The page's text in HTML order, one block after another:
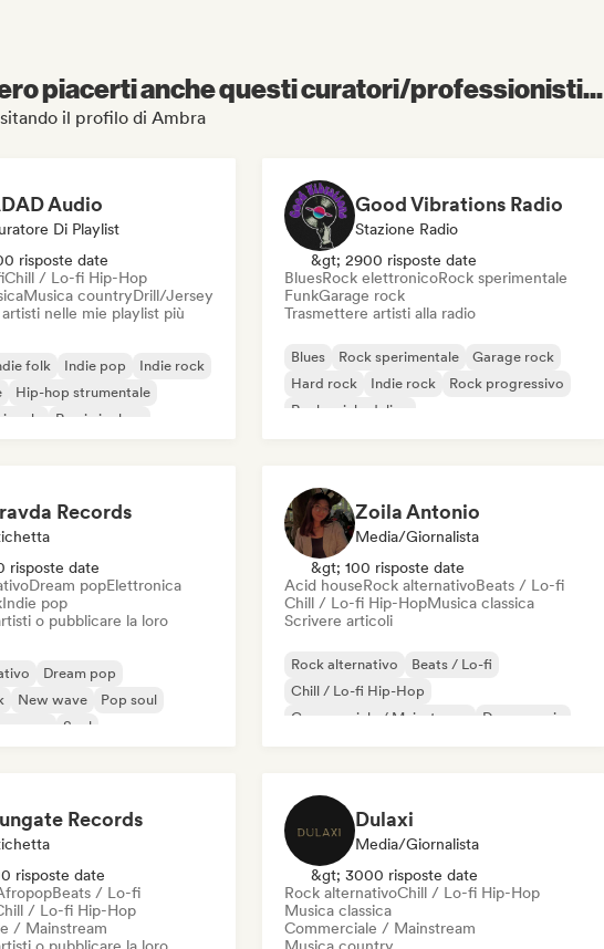
piacerti anche questi curatori/professionisti...
il profilo di Ambra
Audio
Di Playlist
risposte date
Chill / Lo-fi Hip-Hop
Musica countryDrill/Jersey
nelle mie playlist più
folk Indie pop
Indie rock
Hip-hop strumentale
Rap in inglese
Good Vibrations Radio
Stazione Radio
&gt; 2900 risposte date
BluesRock elettronicoRock sperimentale
FunkGarage rock
Trasmettere artisti alla radio
Blues Rock sperimentale
Garage rock
Hard rock
Indie rock
Rock progressivo
Rock psichedelico
Records
risposte date
Dream popElettronica
Indie pop
o pubblicare la loro
Dream pop
New wave
Pop soul
Soul
Zoila Antonio
Media/Giornalista
&gt; 100 risposte date
Acid houseRock alternativoBeats / Lo-fi
Chill / Lo-fi Hip-HopMusica classica
Scrivere articoli
Rock alternativo
Beats / Lo-fi
Chill / Lo-fi Hip-Hop
Commerciale / Mainstream
Dance music
Records
risposte date
Beats / Lo-fi
/ Lo-fi Hip-Hop
/ Mainstream
Dulaxi
Media/Giornalista
&gt; 3000 risposte date
Rock alternativoChill / Lo-fi Hip-Hop
Musica classica
Commerciale / Mainstream